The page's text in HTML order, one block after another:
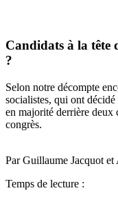
Candidats à la tête
?
Selon notre décompte
socialistes, qui ont
en majorité derrière deux
congrès.
Par Guillaume Jacquot
Temps de lecture :